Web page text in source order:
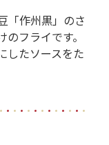
「作州黒」のさ
フライです。
したソースをた